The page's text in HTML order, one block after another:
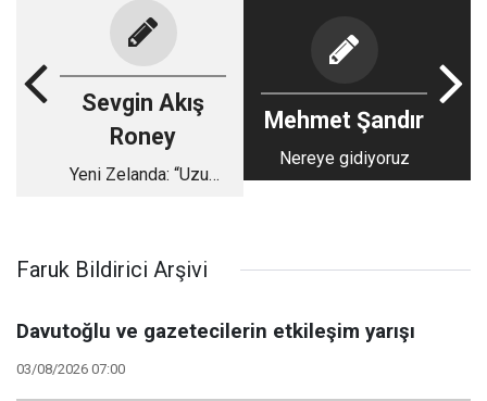
Sevgin Akış
Roney
Yeni Zelanda: “Uzun
Mehmet Şandır
Nereye gidiyoruz
Faruk Bildirici Arşivi
Davutoğlu ve gazetecilerin etkileşim yarışı
03/08/2026 07:00